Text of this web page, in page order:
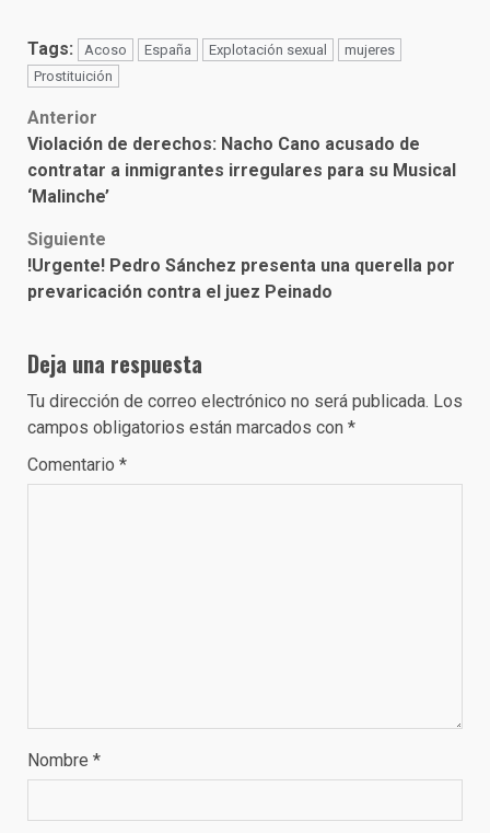
Tags: Acoso España Explotación sexual
mujeres
Prostituición
Post
navigation
Anterior
Violación de derechos: Nacho Cano acusado de
contratar a inmigrantes irregulares para su Musical
‘Malinche’
Siguiente
!Urgente! Pedro Sánchez presenta una querella por
prevaricación contra el juez Peinado
Deja una respuesta
Tu dirección de correo electrónico no será publicada. Los
campos obligatorios están marcados con *
Comentario *
Nombre *